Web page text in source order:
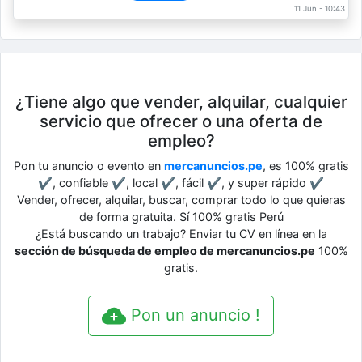
11 Jun - 10:43
¿Tiene algo que vender, alquilar, cualquier
servicio que ofrecer o una oferta de
empleo?
Pon tu anuncio o evento en mercanuncios.pe, es 100% gratis
✔, confiable ✔, local ✔, fácil ✔, y super rápido ✔
Vender, ofrecer, alquilar, buscar, comprar todo lo que quieras
de forma gratuita. Sí 100% gratis Perú
¿Está buscando un trabajo? Enviar tu CV en línea en la
sección de búsqueda de empleo de mercanuncios.pe 100%
gratis.
Pon un anuncio !